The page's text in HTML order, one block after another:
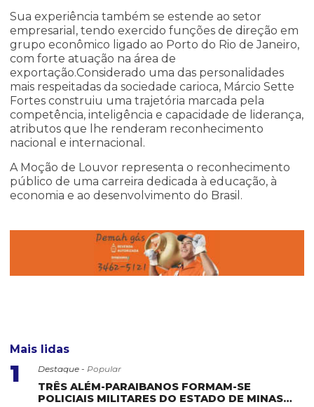
Mais lidas
1 Destaque - Popular
TRÊS ALÉM-PARAIBANOS FORMAM-SE
POLICIAIS MILITARES DO ESTADO DE MINAS
Sua experiência também se estende ao setor
empresarial, tendo exercido funções de direção em
grupo econômico ligado ao Porto do Rio de Janeiro,
com forte atuação na área de
exportação.Considerado uma das personalidades
mais respeitadas da sociedade carioca, Márcio Sette
Fortes construiu uma trajetória marcada pela
competência, inteligência e capacidade de liderança,
atributos que lhe renderam reconhecimento
nacional e internacional.
A Moção de Louvor representa o reconhecimento
público de uma carreira dedicada à educação, à
economia e ao desenvolvimento do Brasil.